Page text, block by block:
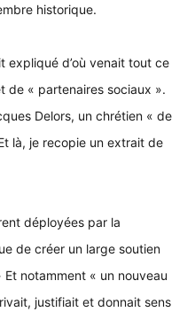
historique.
expliqué d’où venait tout ce
de « partenaires sociaux ».
Delors, un chrétien « de
là, je recopie un extrait de
déployées par la
de créer un large soutien
Et notamment « un nouveau
justifiait et donnait sens